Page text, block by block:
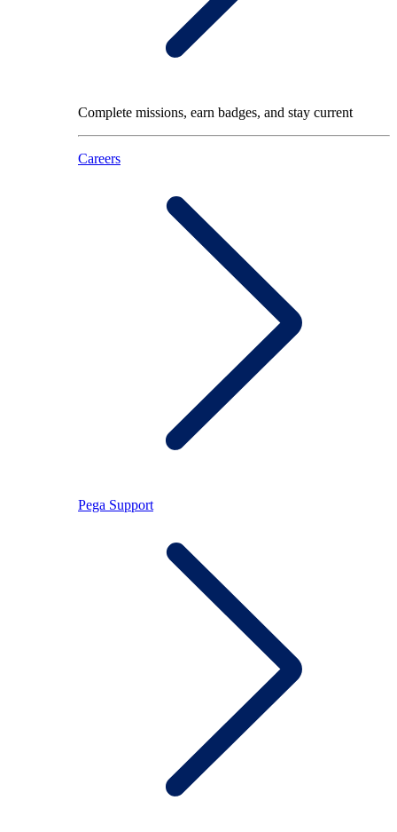
Complete missions, earn badges, and stay current
Careers
Pega Support